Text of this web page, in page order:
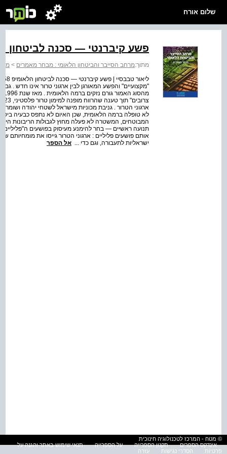
שלום אורח
פשע קיברנטי — סכנה לביטחון
מתוך:מרחב הסייבר והביטחון הלאומי : מבחר מאמרים >
"מקצועיים" והפשע המאורגן לבין ארגוני טרור אינו חדש .
ארגוני הטרור . גניבת מכוניות מישראל לשטחי יהודה
לא טופלה ברמה הלאומית, שכן האיום לא נתפס כבעיה
המבוטחים, המשטרה לא פעלה מחוץ לגבולות הריבונות
תנועה ראשיים — בחר להימנע מעיסוק בפושעים
אותם פושעים פליליים : ארגוני הטרור גייסו את מומחיותם
ישראליות לתעבורה, וגם כדי ... אל הספר
© מטח - המרכז לטכנולוגיה חינוכית
אינדקס הספרים
תקנון הספרייה על הספרייה
תנאי שימוש באתר והגנה על
פרטיות
הסדרי נגישות עזרה